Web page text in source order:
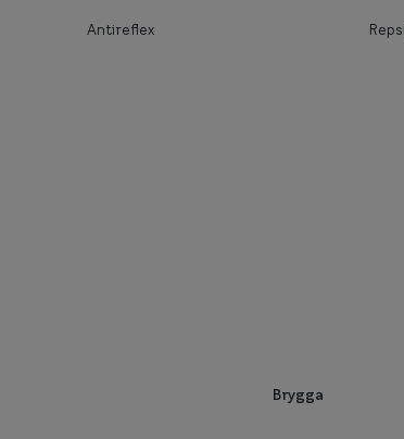
Antireflex
Brygga